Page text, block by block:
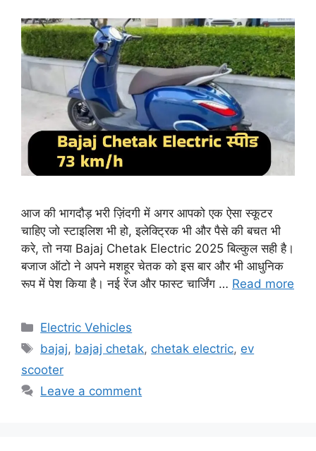
आज की भागदौड़ भरी ज़िंदगी में अगर आपको एक ऐसा स्कूटर
चाहिए जो स्टाइलिश भी हो, इलेक्ट्रिक भी और पैसे की बचत भी
करे, तो नया Bajaj Chetak Electric 2025 बिल्कुल सही है।
बजाज ऑटो ने अपने मशहूर चेतक को इस बार और भी आधुनिक
रूप में पेश किया है। नई रेंज और फास्ट चार्जिंग … Read more
Categories
Electric Vehicles
Tags
bajaj, bajaj chetak, chetak electric, ev
scooter
Leave a comment